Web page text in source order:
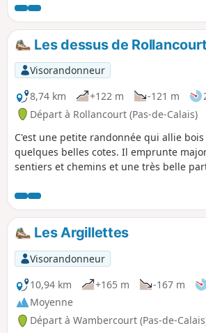
Montigny (3) a été bien nettoyé, ce qui
n'était pas arrivé depuis belle lurette ! Il
est pour l'instant parfaitement
praticable.
Les dessus de Rollancourt
Visorandonneur
8,74 km
+122 m -121 m
Départ à Rollancourt (Pas-de-Calais)
C'est une petite randonnée qui allie
quelques belles cotes. Il emprunte
sentiers et chemins et une très belle
de croiser quelques chevreuils.
Les Argillettes
Visorandonneur
10,94 km
+165 m -167 m
Moyenne
Départ à Wambercourt (Pas-de-